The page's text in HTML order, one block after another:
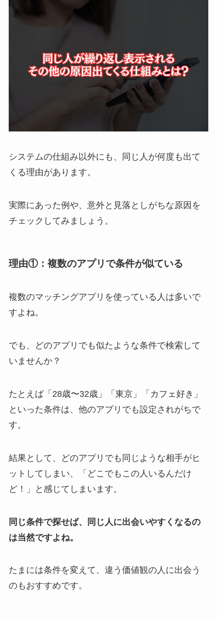
システムの仕組み以外にも、同じ人が何度も出て
くる理由があります。
実際にあった例や、意外と見落としがちな原因を
チェックしてみましょう。
理由①：複数のアプリで条件が似ている
複数のマッチングアプリを使っている人は多いで
すよね。
でも、どのアプリでも似たような条件で検索して
いませんか？
たとえば「28歳〜32歳」「東京」「カフェ好き」
といった条件は、他のアプリでも設定されがちで
す。
結果として、どのアプリでも同じような相手がヒ
ットしてしまい、「どこでもこの人いるんだけ
ど！」と感じてしまいます。
同じ条件で探せば、同じ人に出会いやすくなるの
は当然ですよね。
たまには条件を変えて、違う価値観の人に出会う
のもおすすめです。